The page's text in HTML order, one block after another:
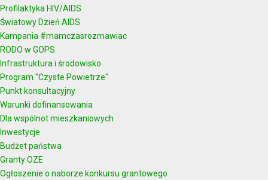
Profilaktyka HIV/AIDS
Światowy Dzień AIDS
Kampania #mamczasrozmawiac
RODO w GOPS
Infrastruktura i środowisko
Program "Czyste Powietrze"
Punkt konsultacyjny
Warunki dofinansowania
Dla wspólnot mieszkaniowych
Inwestycje
Budżet państwa
Granty OZE
Ogłoszenie o naborze konkursu grantowego